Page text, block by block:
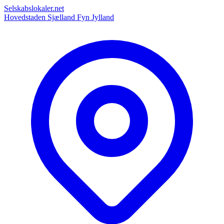
Selskabslokaler.net
Hovedstaden Sjælland Fyn Jylland